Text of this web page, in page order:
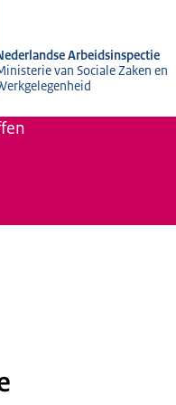
Arbeidsinspectie
van Sociale Zaken en